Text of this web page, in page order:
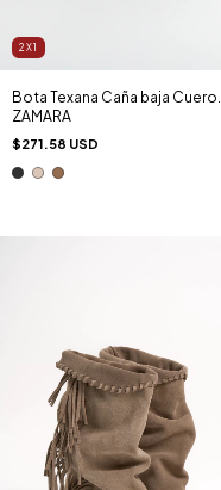
2X1
Bota Texana Caña baja Cuero.
ZAMARA
$271.58 USD